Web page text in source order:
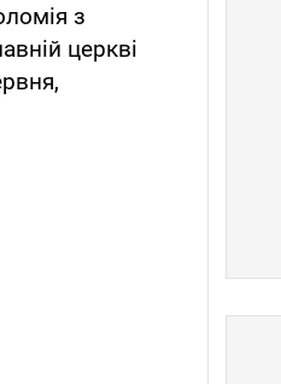
з
церкві